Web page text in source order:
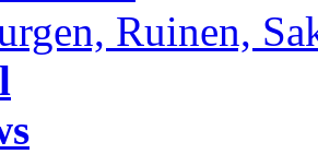
Ruinen,